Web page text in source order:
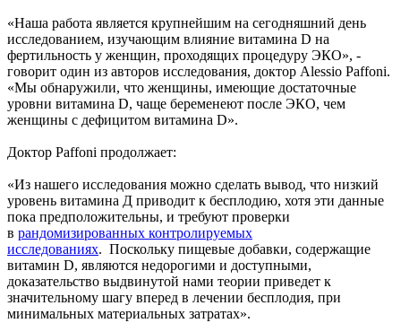
«Наша работа является крупнейшим на сегодняшний день
исследованием, изучающим влияние витамина D на
фертильность у женщин, проходящих процедуру ЭКО», -
говорит один из авторов исследования, доктор Alessio Paffoni.
«Мы обнаружили, что женщины, имеющие достаточные
уровни витамина D, чаще беременеют после ЭКО, чем
женщины с дефицитом витамина D».
Доктор Paffoni продолжает:
«Из нашего исследования можно сделать вывод, что низкий
уровень витамина Д приводит к бесплодию, хотя эти данные
пока предположительны, и требуют проверки
в рандомизированных контролируемых
исследованиях. Поскольку пищевые добавки, содержащие
витамин D, являются недорогими и доступными,
доказательство выдвинутой нами теории приведет к
значительному шагу вперед в лечении бесплодия, при
минимальных материальных затратах».